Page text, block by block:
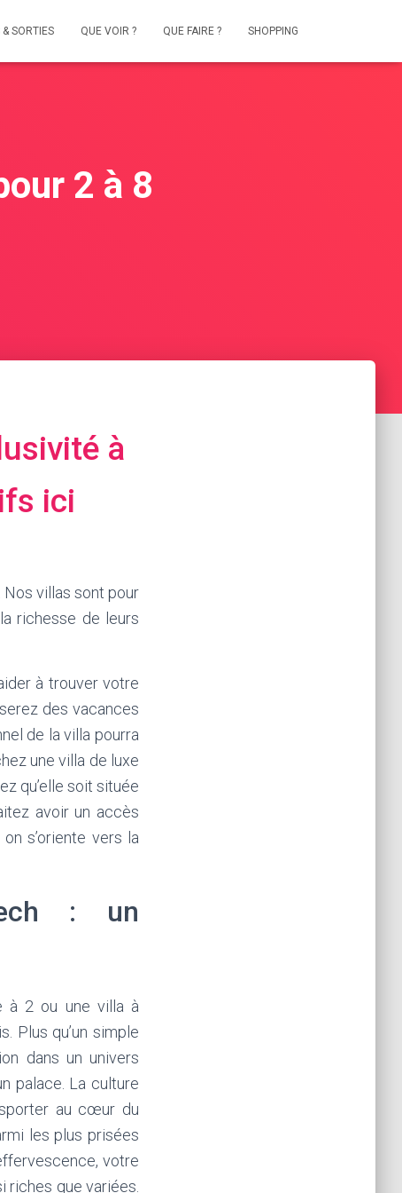
SORTIES QUE VOIR ? QUE FAIRE ? SHOPPING
2 à 8
à
ici
Nos villas sont pour
richesse de leurs
à trouver votre
des vacances
de la villa pourra
une villa de luxe
qu’elle soit située
avoir un accès
s’oriente vers la
: un
à 2 ou une villa à
Plus qu’un simple
dans un univers
palace. La culture
au cœur du
les plus prisées
votre
riches que variées.